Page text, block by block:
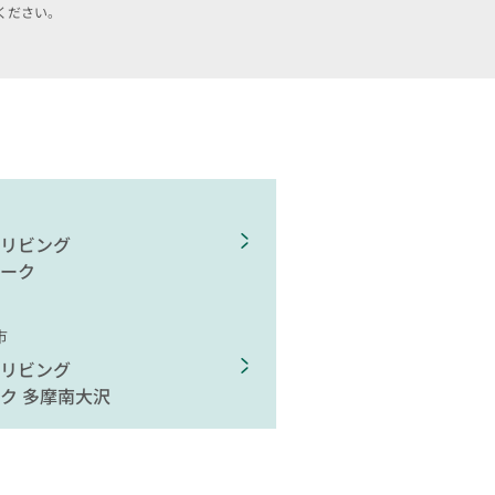
さい。
ビング
ク
ビング
多摩南大沢